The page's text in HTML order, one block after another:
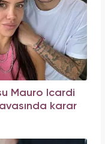
Mauro Icardi
karar